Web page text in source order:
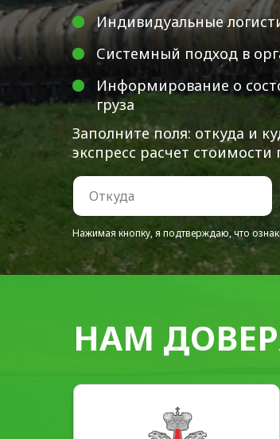
Заполните поля: откуда и
экспресс расчет
Индивидуальные
Системный подход в
Информирование о
груза
Нажимая кнопку, я подтверждаю, что
НАМ